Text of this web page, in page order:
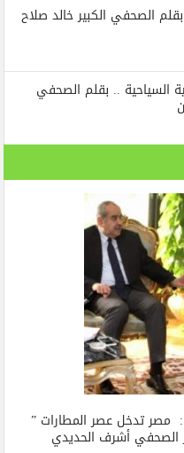
الصحفي الكبير خالد صلاح
السياحية .. بقلم الصحفي
مصر تدخل عصر المطارات ”
الصحفي أشرف الحديدي